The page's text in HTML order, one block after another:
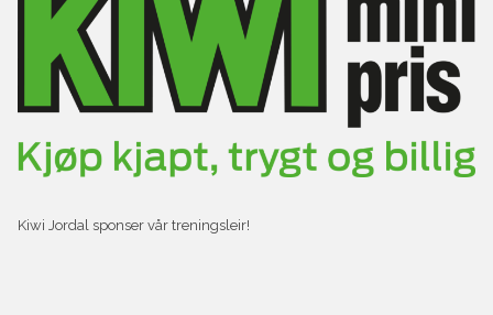
Kiwi Jordal sponser vår treningsleir!